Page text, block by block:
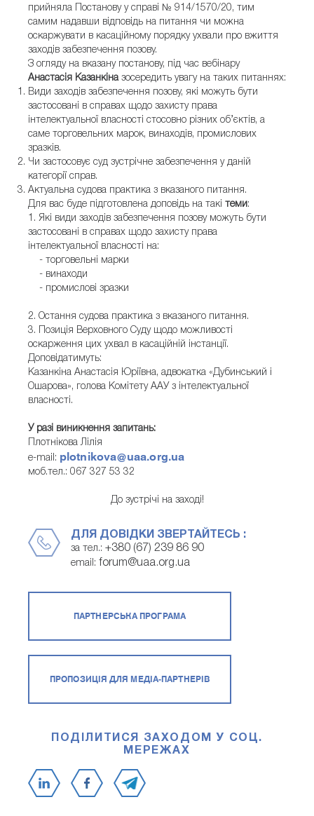
прийняла Постанову у справі № 914/1570/20, тим
самим надавши відповідь на питання чи можна
оскаржувати в касаційному порядку ухвали про вжиття
заходів забезпечення позову.
З огляду на вказану постанову, під час вебінару
Анастасія Казанкіна зосередить увагу на таких питаннях:
Види заходів забезпечення позову, які можуть бути
застосовані в справах щодо захисту права
інтелектуальної власності стосовно різних об’єктів, а
саме торговельних марок, винаходів, промислових
зразків.
Чи застосовує суд зустрічне забезпечення у даній
категорії справ.
Актуальна судова практика з вказаного питання.
Для вас буде підготовлена доповідь на такі теми :
1. Які види заходів забезпечення позову можуть бути
застосовані в справах щодо захисту права
інтелектуальної власності на:
- торговельні марки
- винаходи
- промислові зразки
2. Остання судова практика з вказаного питання.
3. Позиція Верховного Суду щодо можливості
оскарження цих ухвал в касаційній інстанції.
Доповідатимуть:
Казанкіна Анастасія Юріївна, адвокатка «Дубинський і
Ошарова», голова Комітету ААУ з інтелектуальної
власності.
У разі виникнення запитань:
Плотнікова Лілія
e-mail: plotnikova@uaa.org.ua
моб.тел.: 067 327 53 32
До зустрічі на заході!
ДЛЯ ДОВІДКИ ЗВЕРТАЙТЕСЬ :
за тел.: +380 (67) 239 86 90
email: forum@uaa.org.ua
ПАРТНЕРСЬКА ПРОГРАМА
ПРОПОЗИЦІЯ ДЛЯ МЕДІА-ПАРТНЕРІВ
ПОДІЛИТИСЯ ЗАХОДОМ У СОЦ.
МЕРЕЖАХ